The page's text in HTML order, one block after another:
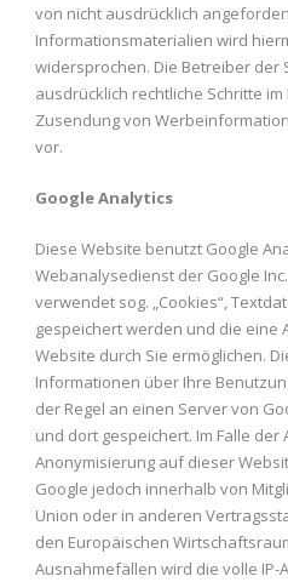
von nicht ausdrücklich
Informationsmaterialien wird
widersprochen. Die Betreiber der
ausdrücklich rechtliche Schritte
Zusendung von
vor.
Google Analytics
Diese Website benutzt Google
Webanalysedienst der Google
verwendet sog. „Cookies“,
gespeichert werden und die eine
Website durch Sie ermöglichen.
Informationen über Ihre
der Regel an einen Server von
und dort gespeichert. Im Falle der
Anonymisierung auf dieser
Google jedoch innerhalb von
Union oder in anderen
den Europäischen
Ausnahmefällen wird die volle